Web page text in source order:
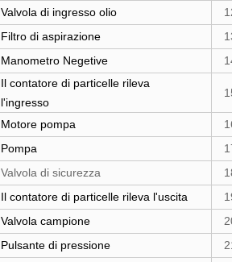
Valvola di ingresso olio
Filtro di aspirazione
Manometro Negetive
Il contatore di particelle rileva
l'ingresso
Motore pompa
Pompa
Valvola di sicurezza
Il contatore di particelle rileva l'uscita
Valvola campione
Pulsante di pressione